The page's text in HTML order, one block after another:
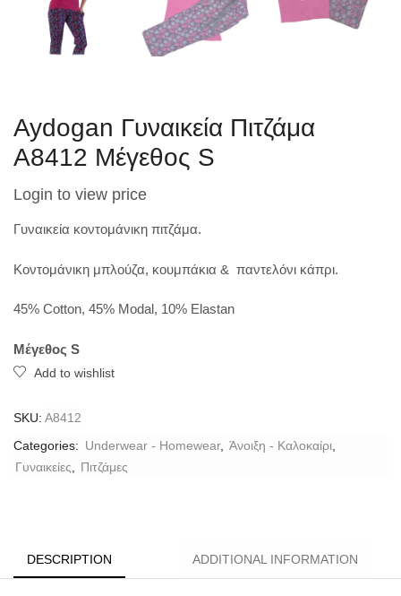
Aydogan Γυναικεία Πιτζάμα
A8412 Μέγεθος S
Login to view price
Γυναικεία κοντομάνικη πιτζάμα.
Κοντομάνικη μπλούζα, κουμπάκια & παντελόνι κάπρι.
45% Cotton, 45% Modal, 10% Elastan
Μέγεθος S
Add to wishlist
SKU: A8412
Categories: Underwear - Homewear, Άνοιξη - Καλοκαίρι
Γυναικείες
Πιτζάμες
DESCRIPTION ADDITIONAL INFORMATION